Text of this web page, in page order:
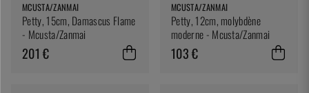
MCUSTA/ZANMAI
Petty, 15cm, Damascus Flame
- Mcusta/Zanmai
201 €
MCUSTA/ZANMAI
Petty, 12cm, molybdène
moderne - Mcusta/Zanmai
103 €